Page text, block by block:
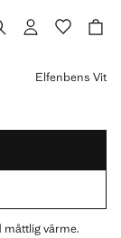
Elfenbens Vit
måttlig värme.